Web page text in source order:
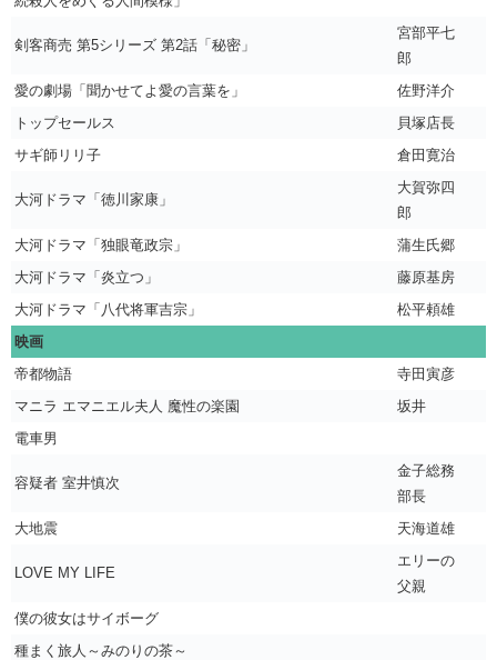
剣客商売 第5シリーズ 第2話「秘密」
宮部平七
郎
愛の劇場「聞かせてよ愛の言葉を」
佐野洋介
トップセールス
貝塚店長
サギ師リリ子
倉田寛治
大河ドラマ「徳川家康」
大賀弥四
郎
大河ドラマ「独眼竜政宗」
蒲生氏郷
大河ドラマ「炎立つ」
藤原基房
大河ドラマ「八代将軍吉宗」
松平頼雄
映画
帝都物語
寺田寅彦
マニラ エマニエル夫人 魔性の楽園
坂井
電車男
容疑者 室井慎次
金子総務
部長
大地震
天海道雄
LOVE MY LIFE
エリーの
父親
僕の彼女はサイボーグ
種まく旅人～みのりの茶～